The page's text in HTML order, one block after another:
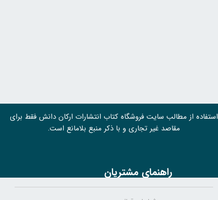
استفاده از مطالب سايت فروشگاه کتاب انتشارات ارکان دانش فقط برای
مقاصد غیر تجاری و با ذکر منبع بلامانع است.
راهنمای مشتریان